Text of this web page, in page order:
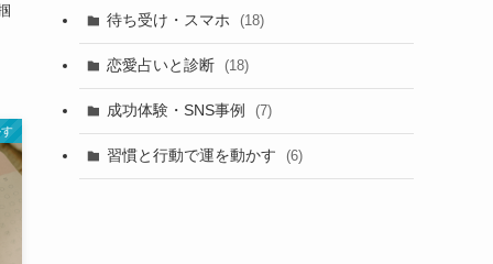
待ち受け・スマホ (18)
恋愛占いと診断 (18)
成功体験・SNS事例 (7)
習慣と行動で運を動かす (6)